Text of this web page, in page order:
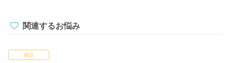
関連するお悩み
婚活